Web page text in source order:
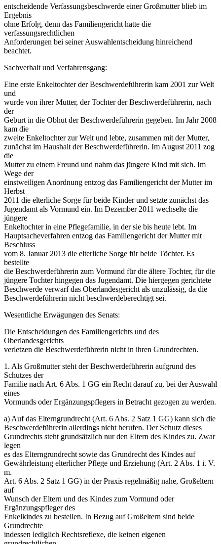
entscheidende Verfassungsbeschwerde einer Großmutter blieb im
Ergebnis
ohne Erfolg, denn das Familiengericht hatte die
verfassungsrechtlichen
Anforderungen bei seiner Auswahlentscheidung hinreichend
beachtet.
Sachverhalt und Verfahrensgang:
Eine erste Enkeltochter der Beschwerdeführerin kam 2001 zur Welt
und
wurde von ihrer Mutter, der Tochter der Beschwerdeführerin, nach
der
Geburt in die Obhut der Beschwerdeführerin gegeben. Im Jahr 2008
kam die
zweite Enkeltochter zur Welt und lebte, zusammen mit der Mutter,
zunächst im Haushalt der Beschwerdeführerin. Im August 2011 zog
die
Mutter zu einem Freund und nahm das jüngere Kind mit sich. Im
Wege der
einstweiligen Anordnung entzog das Familiengericht der Mutter im
Herbst
2011 die elterliche Sorge für beide Kinder und setzte zunächst das
Jugendamt als Vormund ein. Im Dezember 2011 wechselte die
jüngere
Enkeltochter in eine Pflegefamilie, in der sie bis heute lebt. Im
Hauptsacheverfahren entzog das Familiengericht der Mutter mit
Beschluss
vom 8. Januar 2013 die elterliche Sorge für beide Töchter. Es
bestellte
die Beschwerdeführerin zum Vormund für die ältere Tochter, für die
jüngere Tochter hingegen das Jugendamt. Die hiergegen gerichtete
Beschwerde verwarf das Oberlandesgericht als unzulässig, da die
Beschwerdeführerin nicht beschwerdeberechtigt sei.
Wesentliche Erwägungen des Senats:
Die Entscheidungen des Familiengerichts und des
Oberlandesgerichts
verletzen die Beschwerdeführerin nicht in ihren Grundrechten.
1. Als Großmutter steht der Beschwerdeführerin aufgrund des
Schutzes der
Familie nach Art. 6 Abs. 1 GG ein Recht darauf zu, bei der Auswahl
eines
Vormunds oder Ergänzungspflegers in Betracht gezogen zu werden.
a) Auf das Elterngrundrecht (Art. 6 Abs. 2 Satz 1 GG) kann sich die
Beschwerdeführerin allerdings nicht berufen. Der Schutz dieses
Grundrechts steht grundsätzlich nur den Eltern des Kindes zu. Zwar
legen
es das Elterngrundrecht sowie das Grundrecht des Kindes auf
Gewährleistung elterlicher Pflege und Erziehung (Art. 2 Abs. 1 i. V.
m.
Art. 6 Abs. 2 Satz 1 GG) in der Praxis regelmäßig nahe, Großeltern
auf
Wunsch der Eltern und des Kindes zum Vormund oder
Ergänzungspfleger des
Enkelkindes zu bestellen. In Bezug auf Großeltern sind beide
Grundrechte
indessen lediglich Rechtsreflexe, die keinen eigenen